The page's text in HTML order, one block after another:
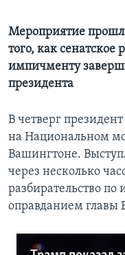
Мероприятие
того, как сенатское
импичменту
президента
В четверг
на Национальном
Вашингтоне.
через несколько
разбирательство
оправданием главы